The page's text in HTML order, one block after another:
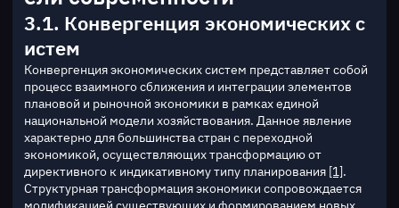
3.1. Конвергенция экономических с
истем
Конвергенция экономических систем представляет собой
процесс взаимного сближения и интеграции элементов
плановой и рыночной экономики в рамках единой
национальной модели хозяйствования. Данное явление
характерно для большинства стран с переходной
экономикой, осуществляющих трансформацию от
директивного к индикативному типу планирования [1].
Структурная трансформация экономики сопровождается